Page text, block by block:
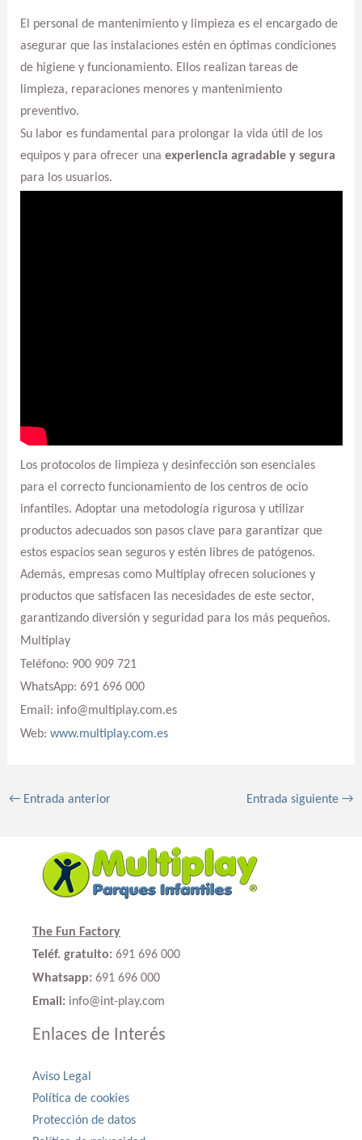
El personal de mantenimiento y limpieza es el encargado de
asegurar que las instalaciones estén en óptimas condiciones
de higiene y funcionamiento. Ellos realizan tareas de
limpieza, reparaciones menores y mantenimiento
preventivo.
Su labor es fundamental para prolongar la vida útil de los
equipos y para ofrecer una experiencia agradable y segura
para los usuarios.
Los protocolos de limpieza y desinfección son esenciales
para el correcto funcionamiento de los centros de ocio
infantiles. Adoptar una metodología rigurosa y utilizar
productos adecuados son pasos clave para garantizar que
estos espacios sean seguros y estén libres de patógenos.
Además, empresas como Multiplay ofrecen soluciones y
productos que satisfacen las necesidades de este sector,
garantizando diversión y seguridad para los más pequeños.
Multiplay
Teléfono: 900 909 721
WhatsApp: 691 696 000
Email: info@multiplay.com.es
Web: www.multiplay.com.es
←Entrada anterior Entrada siguiente→
The Fun Factory
Teléf. gratuito: 691 696 000
Whatsapp: 691 696 000
Email: info@int-play.com
Enlaces de Interés
Aviso Legal
Política de cookies
Protección de datos